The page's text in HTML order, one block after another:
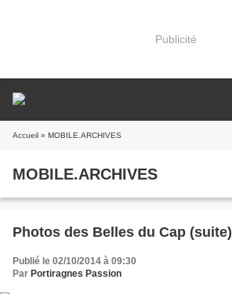
Publicité
Accueil » MOBILE.ARCHIVES
MOBILE.ARCHIVES
Photos des Belles du Cap (suite)
Publié le 02/10/2014 à 09:30
Par Portiragnes Passion